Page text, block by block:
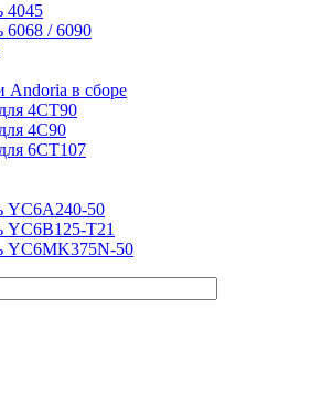
4045
6068 / 6090
Andoria в сборе
4CT90
4С90
6CT107
YC6A240-50
YC6B125-T21
YC6MK375N-50